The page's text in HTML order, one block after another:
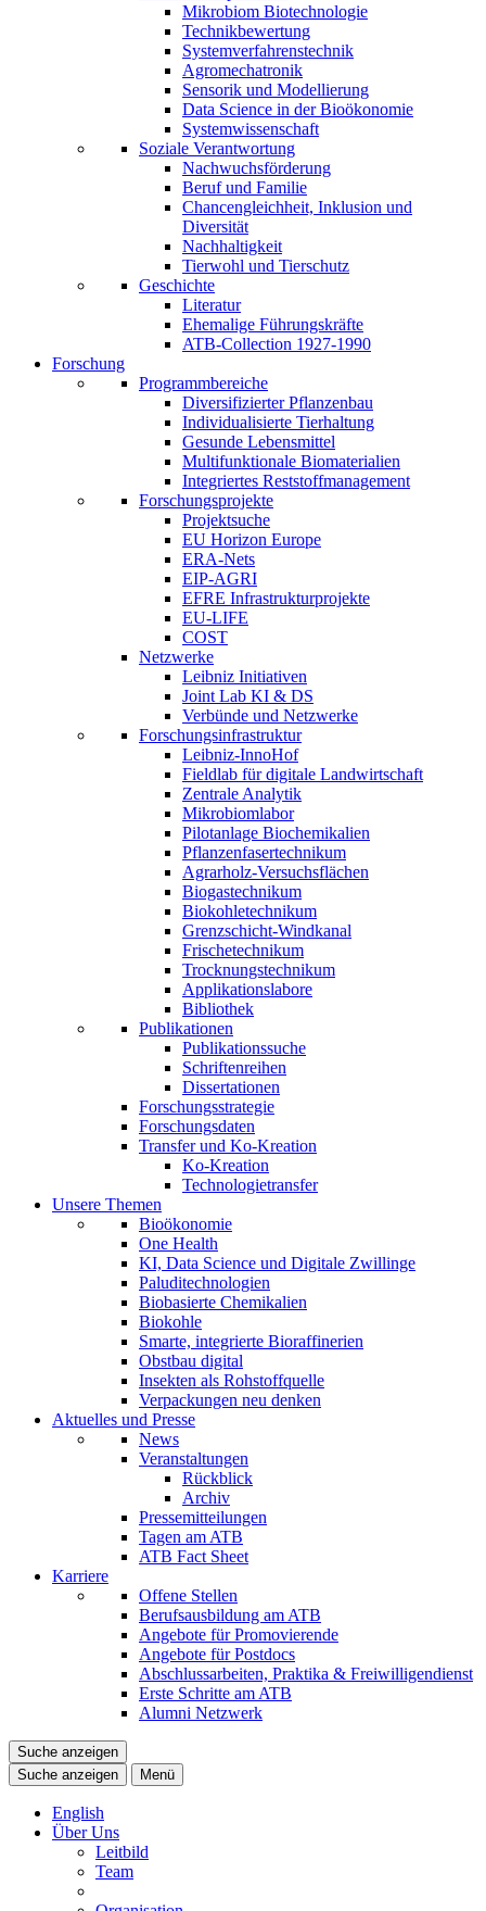
Mikrobiom Biotechnologie
Technikbewertung
Systemverfahrenstechnik
Agromechatronik
Sensorik und Modellierung
Data Science in der Bioökonomie
Systemwissenschaft
Soziale Verantwortung
Nachwuchsförderung
Beruf und Familie
Chancengleichheit, Inklusion und
Diversität
Nachhaltigkeit
Tierwohl und Tierschutz
Geschichte
Literatur
Ehemalige Führungskräfte
ATB-Collection 1927-1990
Forschung
Programmbereiche
Diversifizierter Pflanzenbau
Individualisierte Tierhaltung
Gesunde Lebensmittel
Multifunktionale Biomaterialien
Integriertes Reststoffmanagement
Forschungsprojekte
Projektsuche
EU Horizon Europe
ERA-Nets
EIP-AGRI
EFRE Infrastrukturprojekte
EU-LIFE
COST
Netzwerke
Leibniz Initiativen
Joint Lab KI & DS
Verbünde und Netzwerke
Forschungsinfrastruktur
Leibniz-InnoHof
Fieldlab für digitale Landwirtschaft
Zentrale Analytik
Mikrobiomlabor
Pilotanlage Biochemikalien
Pflanzenfasertechnikum
Agrarholz-Versuchsflächen
Biogastechnikum
Biokohletechnikum
Grenzschicht-Windkanal
Frischetechnikum
Trocknungstechnikum
Applikationslabore
Bibliothek
Publikationen
Publikationssuche
Schriftenreihen
Dissertationen
Forschungsstrategie
Forschungsdaten
Transfer und Ko-Kreation
Ko-Kreation
Technologietransfer
Unsere Themen
Bioökonomie
One Health
KI, Data Science und Digitale Zwillinge
Paluditechnologien
Biobasierte Chemikalien
Biokohle
Smarte, integrierte Bioraffinerien
Obstbau digital
Insekten als Rohstoffquelle
Verpackungen neu denken
Aktuelles und Presse
News
Veranstaltungen
Rückblick
Archiv
Pressemitteilungen
Tagen am ATB
ATB Fact Sheet
Karriere
Offene Stellen
Berufsausbildung am ATB
Angebote für Promovierende
Angebote für Postdocs
Abschlussarbeiten, Praktika & Freiwilligendienst
Erste Schritte am ATB
Alumni Netzwerk
Suche anzeigen
Suche anzeigen
Menü
English
Über Uns
Leitbild
Team